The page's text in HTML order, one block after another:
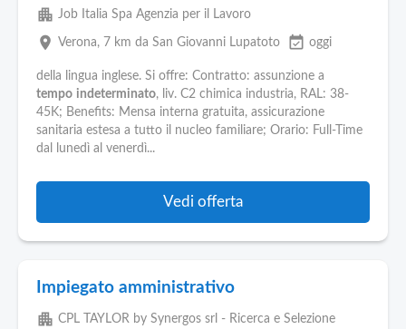
apartment Job Italia Spa Agenzia per il Lavoro
place Verona, 7 km da San Giovanni Lupatoto event_available oggi
della lingua inglese. Si offre: Contratto: assunzione a
tempo indeterminato, liv. C2 chimica industria, RAL: 38-
45K; Benefits: Mensa interna gratuita, assicurazione
sanitaria estesa a tutto il nucleo familiare; Orario: Full-Time
dal lunedì al venerdì...
Vedi offerta
Impiegato amministrativo
apartment CPL TAYLOR by Synergos srl - Ricerca e Selezione